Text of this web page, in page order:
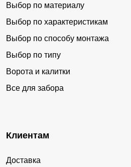
Выбор по материалу
Выбор по характеристикам
Выбор по способу монтажа
Выбор по типу
Ворота и калитки
Все для забора
Клиентам
Доставка